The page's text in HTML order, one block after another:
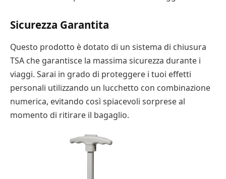
Sicurezza Garantita
Questo prodotto è dotato di un sistema di chiusura
TSA che garantisce la massima sicurezza durante i
viaggi. Sarai in grado di proteggere i tuoi effetti
personali utilizzando un lucchetto con combinazione
numerica, evitando così spiacevoli sorprese al
momento di ritirare il bagaglio.